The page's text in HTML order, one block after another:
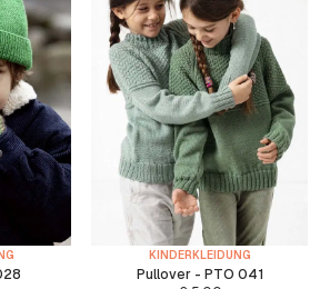
KINDERKLEIDUNG
Pullover - PTO 041